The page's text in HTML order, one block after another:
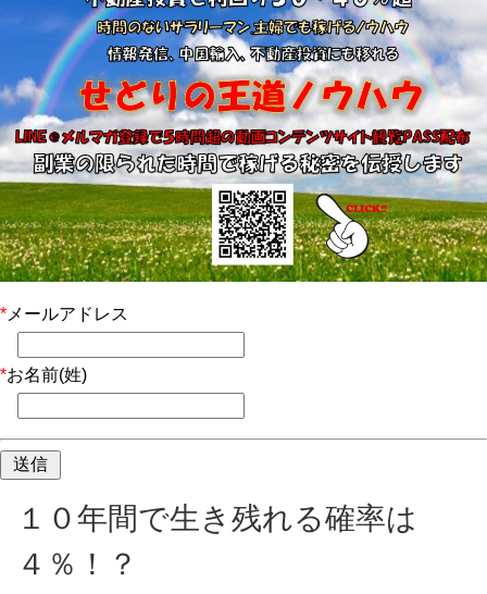
* メールアドレス
*お名前(姓)
１０年間で生き残れる確率は
４％！？